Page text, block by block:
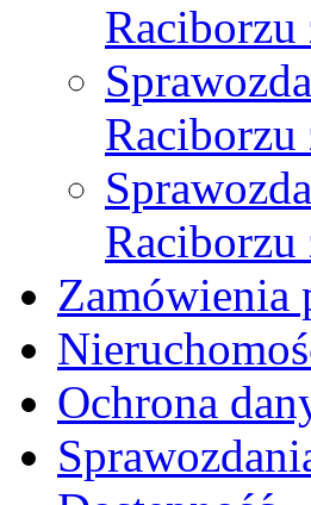
Raciborzu
Raciborzu
Raciborzu
Zamówienia
Ochrona